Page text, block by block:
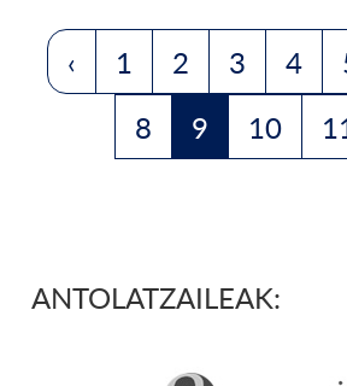
‹ 1 2 3 4
8
9 10
ANTOLATZAILEAK: